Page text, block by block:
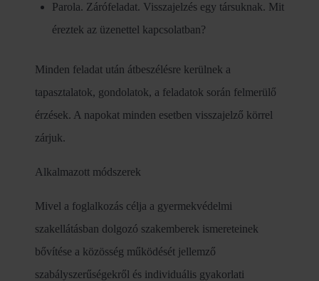
Parola. Zárófeladat. Visszajelzés egy társuknak. Mit
éreztek az üzenettel kapcsolatban?
Minden feladat után átbeszélésre kerülnek a
tapasztalatok, gondolatok, a feladatok során felmerülő
érzések. A napokat minden esetben visszajelző körrel
zárjuk.
Alkalmazott módszerek
Mivel a foglalkozás célja a gyermekvédelmi
szakellátásban dolgozó szakemberek ismereteinek
bővítése a közösség működését jellemző
szabályszerűségekről és individuális gyakorlati